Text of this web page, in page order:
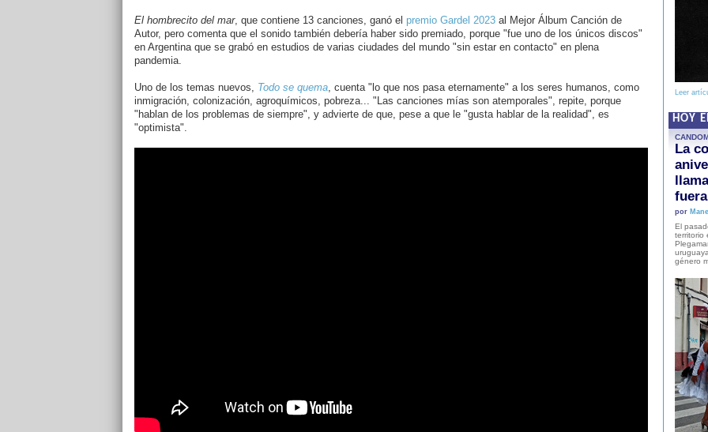
El hombrecito del mar, que contiene 13 canciones, ganó el premio Gardel 2023al Mejor Álbum Canción de
Autor, pero comenta que el sonido también debería haber sido premiado, porque "fue uno de los únicos discos"
en Argentina que se grabó en estudios de varias ciudades del mundo "sin estar en contacto" en plena
pandemia.
Uno de los temas nuevos, Todo se quema, cuenta "lo que nos pasa eternamente" a los seres humanos, como
inmigración, colonización, agroquímicos, pobreza... "Las canciones mías son atemporales", repite, porque
"hablan de los problemas de siempre", y advierte de que, pese a que le "gusta hablar de la realidad", es
"optimista".
Leer
HOY
La
por
El
territorio
género